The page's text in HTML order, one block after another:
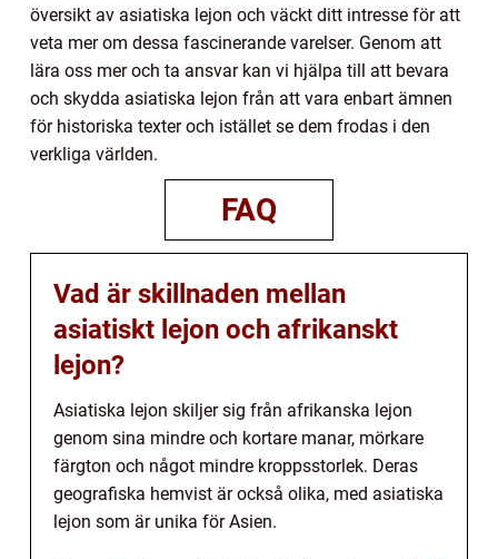
översikt av asiatiska lejon och väckt ditt intresse för att
veta mer om dessa fascinerande varelser. Genom att
lära oss mer och ta ansvar kan vi hjälpa till att bevara
och skydda asiatiska lejon från att vara enbart ämnen
för historiska texter och istället se dem frodas i den
verkliga världen.
FAQ
Vad är skillnaden mellan
asiatiskt lejon och afrikanskt
lejon?
Asiatiska lejon skiljer sig från afrikanska lejon
genom sina mindre och kortare manar, mörkare
färgton och något mindre kroppsstorlek. Deras
geografiska hemvist är också olika, med asiatiska
lejon som är unika för Asien.